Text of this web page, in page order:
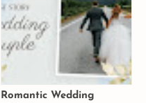
Romantic Wedding